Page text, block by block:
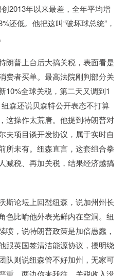
2013年以来最差，全年平均增
还低。他把这叫“破坏球总统”，
朗普上台后大搞关税，表面看是
费者买单。最高法院刚判部分关
10%全球关税，第二天又调到1
森还说贝森特公开表态不打算
这操作太荒唐。他提到特朗普对
夫项目谈开发协议，属于实时自
所未有。纽森直言，这套组合拳
减税、再加关税，结果经济越搞
斯论坛上回怼纽森，说加州州长
色比喻他外表光鲜内在空洞。纽
喷，说特朗普政策是加倍愚蠢，
跟英国签清洁能源协议，摆明绕
队则说纽森管不好加州，无家可
重。两边你来我往，关税收入没